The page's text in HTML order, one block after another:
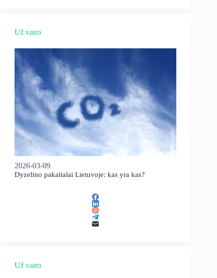
Už vairo
2026-03-09
Dyzelino pakaitalai Lietuvoje: kas yra kas?
Už vairo